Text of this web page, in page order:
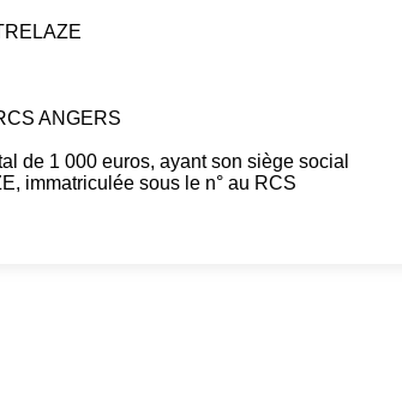
ANGERS
de 1 000 euros, ayant son siège social
immatriculée sous le n° au RCS